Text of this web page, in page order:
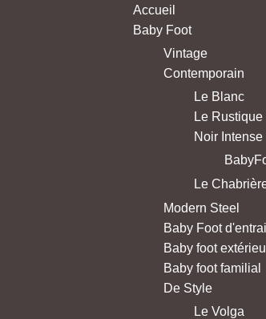
Accueil
Baby Foot
Vintage
Contemporain
Le Blanc
Le Rustique
Noir Intense
Le
Modern Steel
Baby Foot
Baby foot
Baby foot familial
De Style
Le Volga